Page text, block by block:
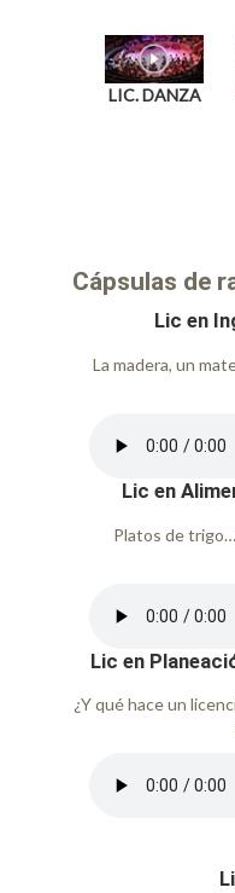
LIC. DANZA
Cápsulas de
Lic en
La madera, un
Lic en
Platos de
Lic en
¿Y qué hace un